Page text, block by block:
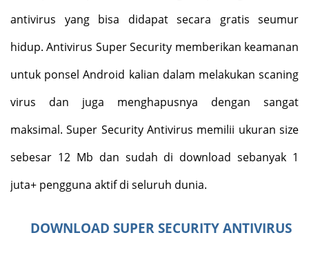
antivirus yang bisa didapat secara gratis seumur
hidup. Antivirus Super Security memberikan keamanan
untuk ponsel Android kalian dalam melakukan scaning
virus dan juga menghapusnya dengan sangat
maksimal. Super Security Antivirus memilii ukuran size
sebesar 12 Mb dan sudah di download sebanyak 1
juta+ pengguna aktif di seluruh dunia.
DOWNLOAD SUPER SECURITY ANTIVIRUS